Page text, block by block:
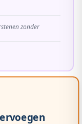
zonder